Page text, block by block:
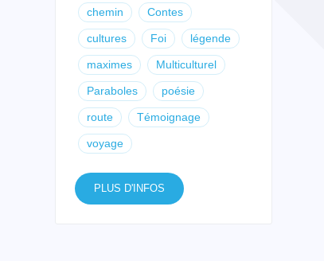
chemin Contes
cultures Foi légende
maximes Multiculturel
Paraboles poésie
route Témoignage
voyage
PLUS D'INFOS